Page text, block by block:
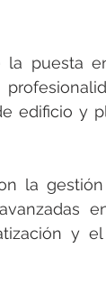
la puesta
edificio y
la
y